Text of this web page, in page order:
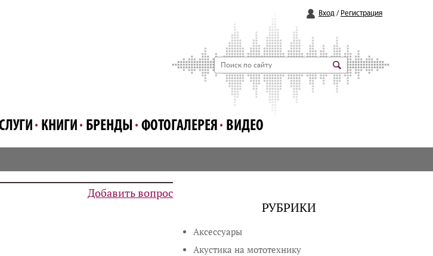
Вход / Регистрация
КНИГИ БРЕНДЫ ФОТОГАЛЕРЕЯ ВИДЕО
Добавить вопрос
РУБРИКИ
Аксессуары
Акустика на мототехнику